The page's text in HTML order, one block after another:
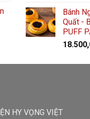
Bánh
Quất -
PUFF
HY VỌNG VIỆT